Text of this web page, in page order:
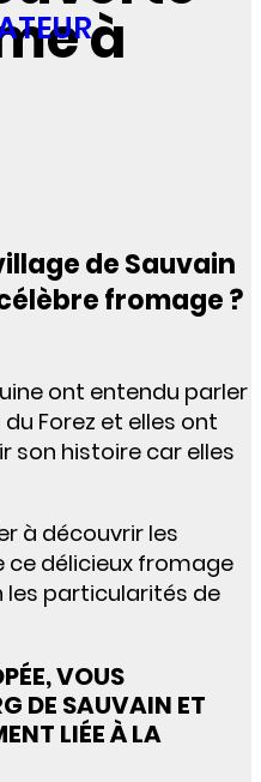
à
de Sauvain
fromage ?
ont entendu parler
Forez et elles ont
son histoire car elles
à découvrir les
délicieux fromage
particularités de
VOUS
DE SAUVAIN ET
LIÉE À LA